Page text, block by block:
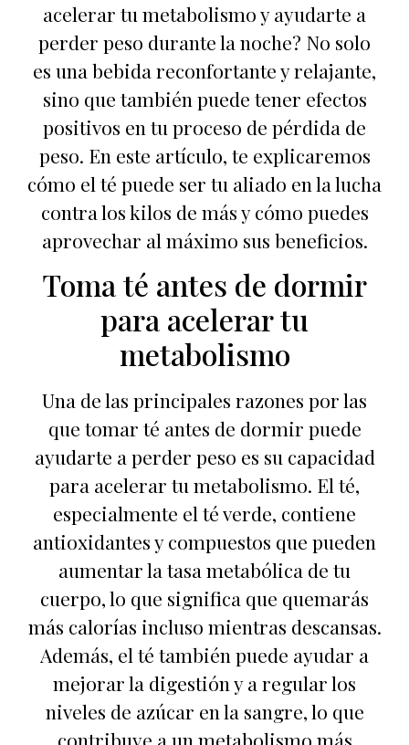
acelerar tu metabolismo y ayudarte a
perder peso durante la noche? No solo
es una bebida reconfortante y relajante,
sino que también puede tener efectos
positivos en tu proceso de pérdida de
peso. En este artículo, te explicaremos
cómo el té puede ser tu aliado en la lucha
contra los kilos de más y cómo puedes
aprovechar al máximo sus beneficios.
Toma té antes de dormir
para acelerar tu
metabolismo
Una de las principales razones por las
que tomar té antes de dormir puede
ayudarte a perder peso es su capacidad
para acelerar tu metabolismo. El té,
especialmente el té verde, contiene
antioxidantes y compuestos que pueden
aumentar la tasa metabólica de tu
cuerpo, lo que significa que quemarás
más calorías incluso mientras descansas.
Además, el té también puede ayudar a
mejorar la digestión y a regular los
niveles de azúcar en la sangre, lo que
contribuye a un metabolismo más